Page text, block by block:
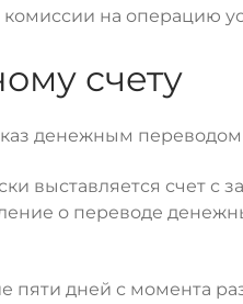
на операцию
счету
денежным
выставляется счет
о переводе
дней с момента